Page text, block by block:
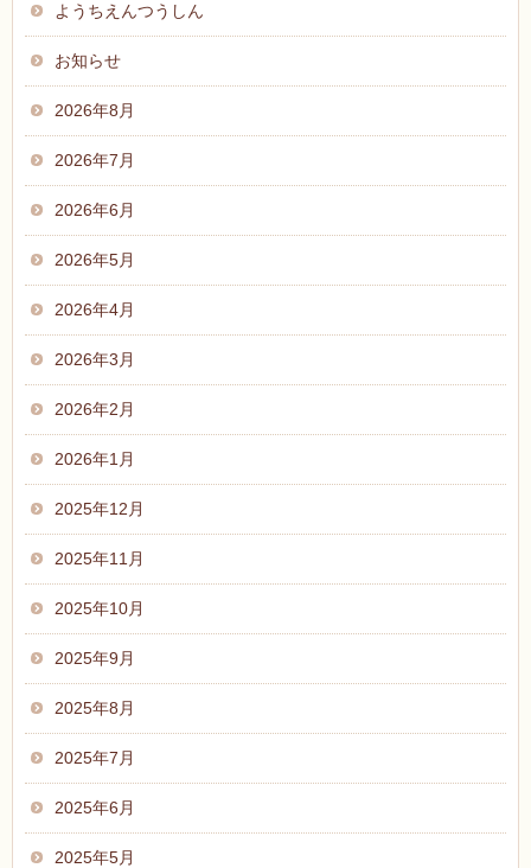
ようちえんつうしん
お知らせ
2026年8月
2026年7月
2026年6月
2026年5月
2026年4月
2026年3月
2026年2月
2026年1月
2025年12月
2025年11月
2025年10月
2025年9月
2025年8月
2025年7月
2025年6月
2025年5月